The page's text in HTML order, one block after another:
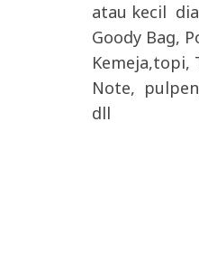
atau kecil
Goody Bag,
Kemeja,topi,
Note,
dll